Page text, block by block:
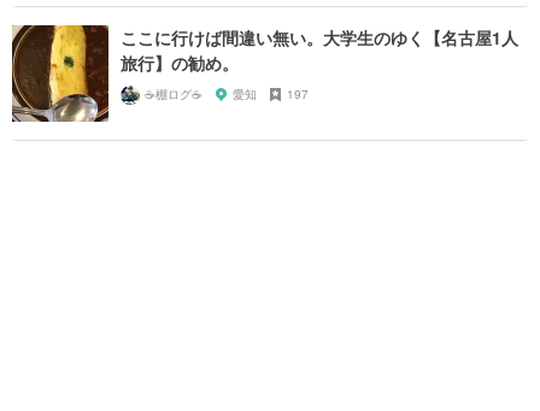
ここに行けば間違い無い。大学生のゆく【名古屋1人
旅行】の勧め。
☕️棚ログ☕️ 愛知 197